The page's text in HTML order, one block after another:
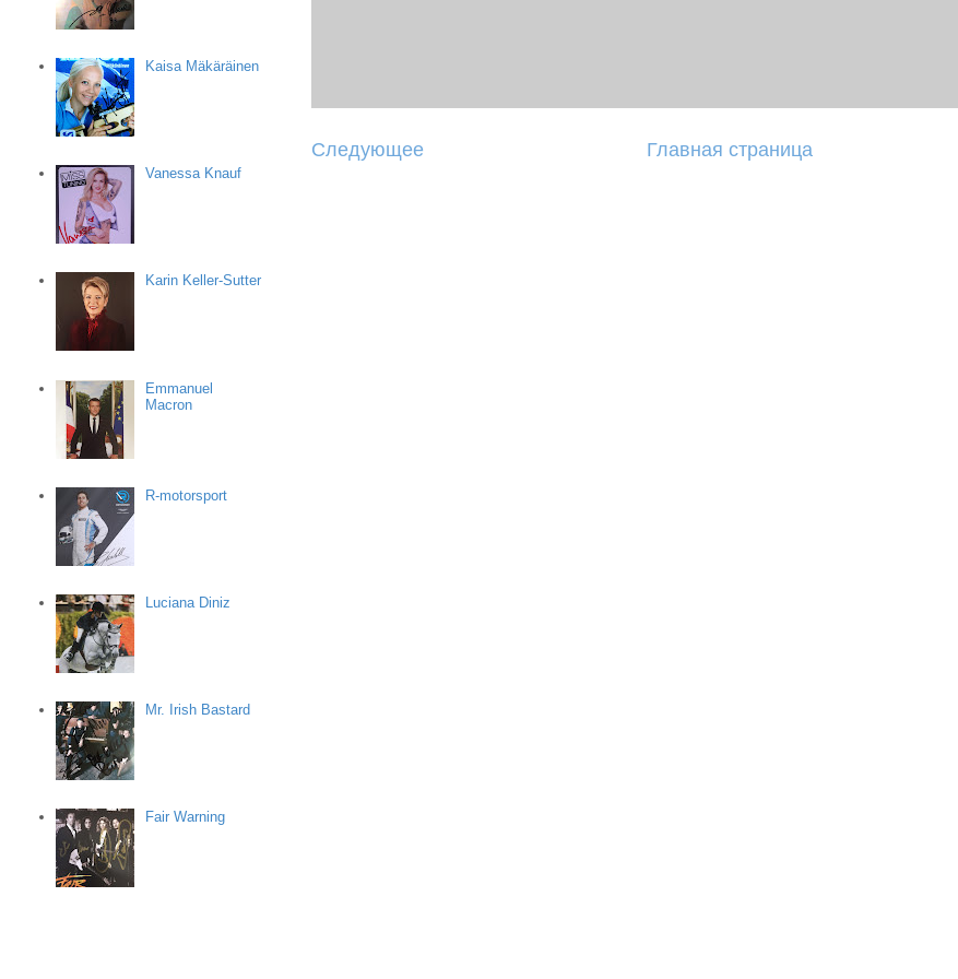
Следующее Главная страница
Kaisa Mäkäräinen
Vanessa Knauf
Karin Keller-Sutter
Emmanuel
Macron
R-motorsport
Luciana Diniz
Mr. Irish Bastard
Fair Warning